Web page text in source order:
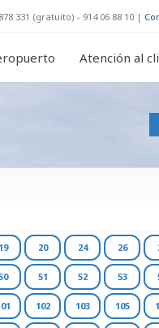
331 (gratuito) - 914 06 88 10 |
Atención al
19 20 24 26
51 52 53
102 103 105